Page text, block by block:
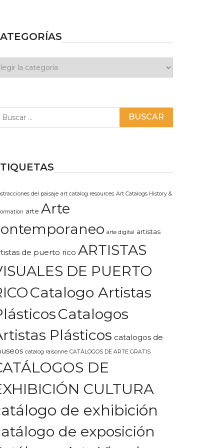
del paisaje art catalog resources Art Catalogs History &
arte Arte
arte digital artistas
de puerto rico ARTISTAS
DE PUERTO
Catalogo Artistas
Catalogos
Plásticos catalogos de
catalog raisonne CATÁLOGOS DE ARTE GRATIS
DE
CULTURA
de exhibición
de exposición